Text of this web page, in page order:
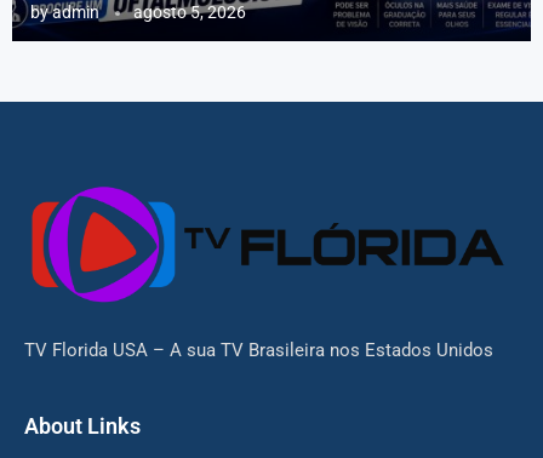
byadmin agosto 5, 2026
TV Florida USA – A sua TV Brasileira nos Estados Unidos
About Links